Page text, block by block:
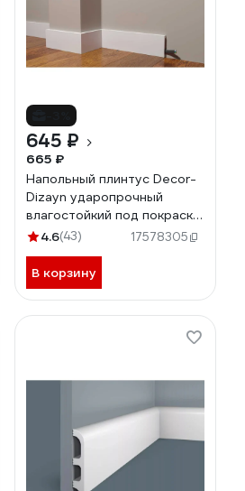
645 ₽
665 ₽
Напольный плинтус Decor-
Dizayn ударопрочный
влагостойкий под покраску
80Х13Х2000 мм DD708
4.6(43) 17578305
В корзину